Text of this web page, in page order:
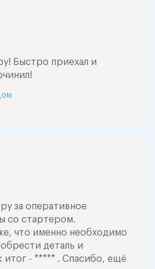
Быстро приехал и
за оперативное
со стартером.
что именно необходимо
деталь и
итог - ***** . Спасибо, ещё